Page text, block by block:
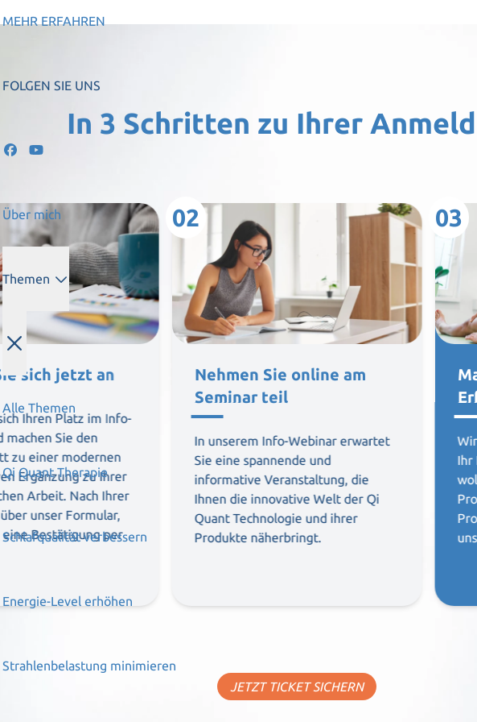
MEHR ERFAHREN
FOLGEN SIE UNS
Über mich
Themen
Alle Themen
Qi Quant Therapie
Schlafqualität verbessern
Energie-Level erhöhen
Strahlenbelastung minimieren
Wirkung der Qi Quant Produkte
FAQ Runde für alle offenen Fragen
In 3 Schritten zu Ihrer
sich jetzt an
Ihren Platz im Info-
machen Sie den
zu einer modernen
Ergänzung zu Ihrer
Arbeit. Nach Ihrer
unser Formular,
Bestätigung per
02
Nehmen Sie online am
Seminar teil
In unserem Info-Webinar erwartet
Sie eine spannende und
informative Veranstaltung, die
Ihnen die innovative Welt der Qi
Quant Technologie und ihrer
Produkte näherbringt.
03
Ihr
JETZT TICKET SICHERN